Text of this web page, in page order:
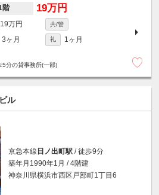
階 19万円
万円 共/管
3ヶ月 礼 1ヶ月
5分の貸事務所(一部)
ル
京急本線 日ノ出町駅 / 徒歩9分
築年月1990年1月 / 4階建
神奈川県横浜市西区戸部町1丁目6